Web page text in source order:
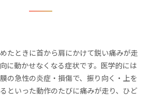
たときに首から肩にかけて鋭い痛みが走
に動かせなくなる症状です。医学的には
の急性の炎症・損傷で、振り向く・上を
といった動作のたびに痛みが走り、ひど